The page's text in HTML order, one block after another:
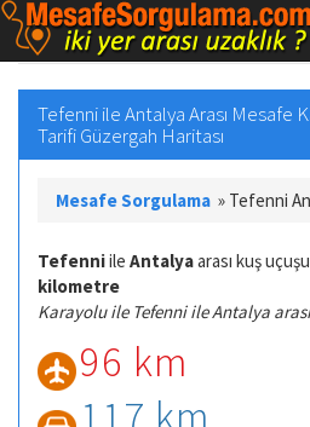
Tefenni ile Antalya Arası Mesafe
Tarifi Güzergah Haritası
Mesafe Sorgulama » Tefenni
Tefenniile Antalyaarası kuş
kilometre
Karayolu ile Tefenni ile Antalya arası
96 km
117 km